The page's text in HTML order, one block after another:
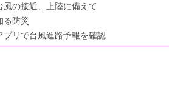
風の接近、上陸に備えて
る防災
プリで台風進路予報を確認